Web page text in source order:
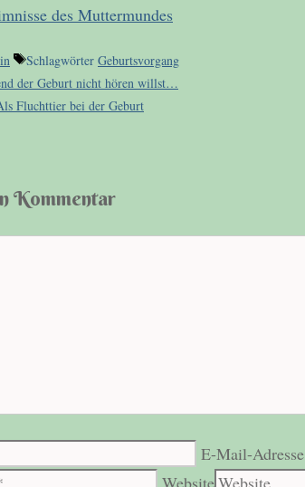
des Muttermundes
Schlagwörter Geburtsvorgang
der Geburt nicht hören willst…
Fluchttier bei der Geburt
Kommentar
E-Mail-Adresse